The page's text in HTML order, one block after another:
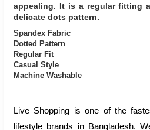
appealing. It is a regular fitting
delicate dots pattern.
Spandex Fabric
Dotted Pattern
Regular Fit
Casual Style
Machine Washable
Live Shopping is one of the
lifestyle brands in Bangladesh.